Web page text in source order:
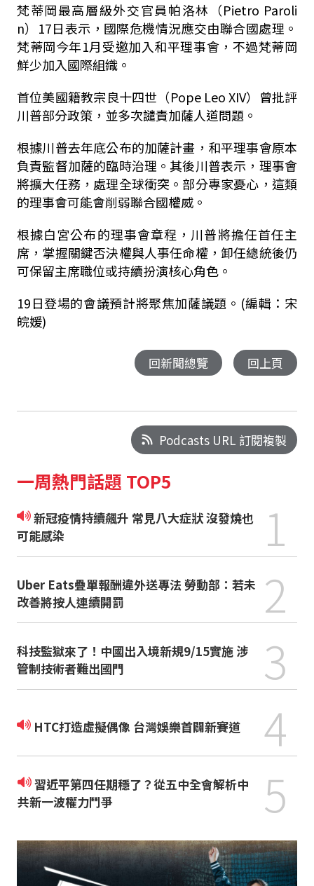
梵蒂岡最高層級外交官員帕洛林（Pietro Paroli
n）17日表示，國際危機情況應交由聯合國處理。
梵蒂岡今年1月受邀加入和平理事會，不過梵蒂岡
鮮少加入國際組織。
首位美國籍教宗良十四世（Pope Leo XIV）曾批評
川普部分政策，並多次譴責加薩人道問題。
根據川普去年底公布的加薩計畫，和平理事會原本
負責監督加薩的臨時治理。其後川普表示，理事會
將擴大任務，處理全球衝突。部分專家憂心，這類
的理事會可能會削弱聯合國權威。
根據白宮公布的理事會章程，川普將擔任首任主
席，掌握關鍵否決權與人事任命權，卸任總統後仍
可保留主席職位或持續扮演核心角色。
19日登場的會議預計將聚焦加薩議題。(編輯：宋
皖媛)
回新聞總覽 回上頁
Podcasts URL 訂閱複製
一周熱門話題 TOP5
新冠疫情持續飆升 常見八大症狀 沒發燒也
可能感染
1
Uber Eats疊單報酬違外送專法 勞動部：若未
改善將按人連續開罰
2
科技監獄來了！中國出入境新規9/15實施 涉
管制技術者難出國門
3
HTC打造虛擬偶像 台灣娛樂首闢新賽道 4
習近平第四任期穩了？從五中全會解析中
共新一波權力鬥爭
5